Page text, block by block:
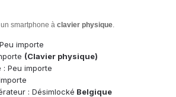
smartphone à clavier physique.
importe
(Clavier physique)
Peu importe
: Désimlocké Belgique